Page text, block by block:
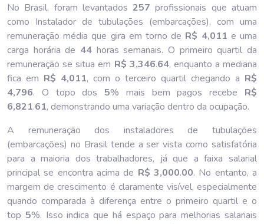
No Brasil, foram levantados257 profissionais que atuam
como Instalador de tubulações (embarcações), com uma
remuneração média que gira em torno de R$ 4,011 e uma
carga horária de 44 horas semanais. O primeiro quartil da
remuneração se situa em R$ 3,346.64, enquanto a mediana
fica em R$ 4,011, com o terceiro quartil chegando a R$
4,796. O topo dos 5% mais bem pagos recebe R$
6,821.61, demonstrando uma variação dentro da ocupação.
A remuneração dos instaladores de tubulações
(embarcações) no Brasil tende a ser vista como satisfatória
para a maioria dos trabalhadores, já que a faixa salarial
principal se encontra acima de R$ 3,000.00. No entanto, a
margem de crescimento é claramente visível, especialmente
quando comparada à diferença entre o primeiro quartil e o
top 5%. Isso indica que há espaço para melhorias salariais